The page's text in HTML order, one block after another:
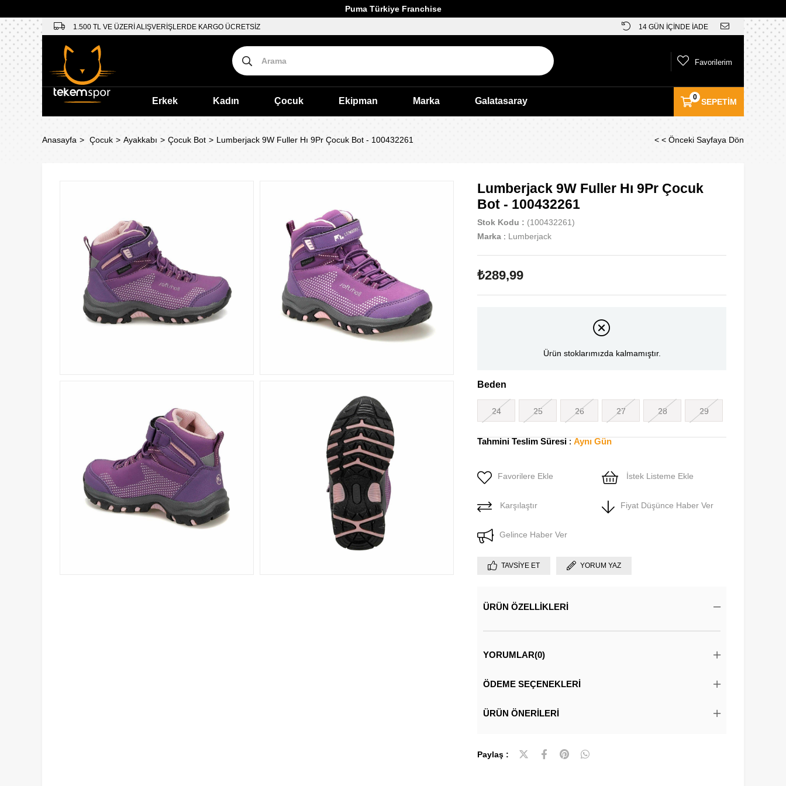
Puma Türkiye Franchise
1.500 TL VE ÜZERİ ALIŞVERİŞLERDE KARGO ÜCRETSİZ 14 GÜN İÇİNDE İADE
SEPETIM
0
Favorilerim
Erkek Kadın Çocuk Ekipman Marka Galatasaray
Anasayfa Çocuk Ayakkabı Çocuk Bot Lumberjack 9W Fuller Hı 9Pr Çocuk Bot - 100432261 < < Önceki Sayfaya Dön
Lumberjack 9W Fuller Hı 9Pr Çocuk
Bot - 100432261
Stok Kodu
(100432261)
Marka : Lumberjack
₺289,99
Ürün stoklarımızda kalmamıştır.
Beden
24 25 26 27 28 29
Tahmini Teslim Süresi : Aynı Gün
Favorilere Ekle İstek Listeme Ekle
Karşılaştır Fiyat Düşünce Haber Ver
Gelince Haber Ver
TAVSIYE ET YORUM YAZ
ÜRÜN ÖZELLIKLERI
YORUMLAR(0)
ÖDEME SEÇENEKLERI
ÜRÜN ÖNERILERI
Paylaş :